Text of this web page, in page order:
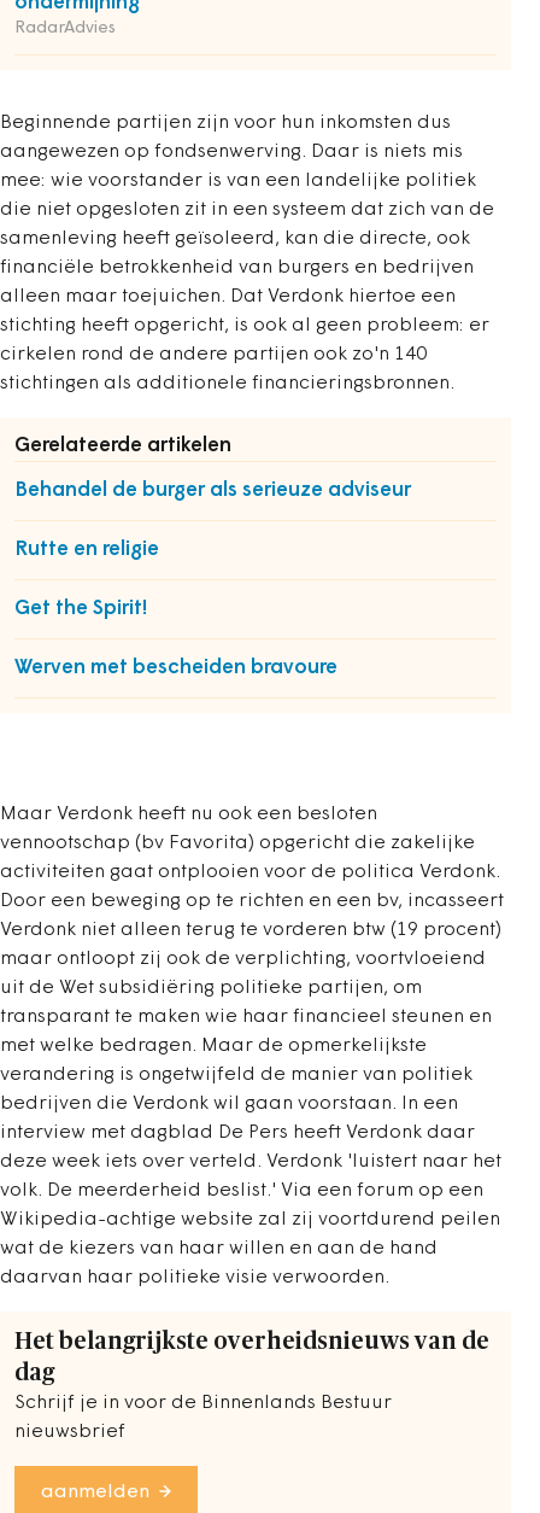
RadarAdvies
Beginnende partijen zijn voor hun inkomsten dus
aangewezen op fondsenwerving. Daar is niets mis
mee: wie voorstander is van een landelijke politiek
die niet opgesloten zit in een systeem dat zich van de
samenleving heeft geïsoleerd, kan die directe, ook
financiële betrokkenheid van burgers en bedrijven
alleen maar toejuichen. Dat Verdonk hiertoe een
stichting heeft opgericht, is ook al geen probleem: er
cirkelen rond de andere partijen ook zo'n 140
stichtingen als additionele financieringsbronnen.
Gerelateerde artikelen
Behandel de burger als serieuze adviseur
Rutte en religie
Get the Spirit!
Werven met bescheiden bravoure
Maar Verdonk heeft nu ook een besloten
vennootschap (bv Favorita) opgericht die zakelijke
activiteiten gaat ontplooien voor de politica Verdonk.
Door een beweging op te richten en een bv, incasseert
Verdonk niet alleen terug te vorderen btw (19 procent)
maar ontloopt zij ook de verplichting, voortvloeiend
uit de Wet subsidiëring politieke partijen, om
transparant te maken wie haar financieel steunen en
met welke bedragen. Maar de opmerkelijkste
verandering is ongetwijfeld de manier van politiek
bedrijven die Verdonk wil gaan voorstaan. In een
interview met dagblad De Pers heeft Verdonk daar
deze week iets over verteld. Verdonk 'luistert naar het
volk. De meerderheid beslist.' Via een forum op een
Wikipedia-achtige website zal zij voortdurend peilen
wat de kiezers van haar willen en aan de hand
daarvan haar politieke visie verwoorden.
Het belangrijkste overheidsnieuws van de
dag
Schrijf je in voor de Binnenlands Bestuur
nieuwsbrief
aanmelden